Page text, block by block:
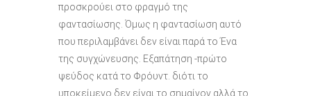
προσκρούει στο φραγμό της
φαντασίωσης. Όμως η φαντασίωση αυτό
που περιλαμβάνει δεν είναι παρά το Ένα
της συγχώνευσης. Εξαπάτηση -πρώτο
ψεύδος κατά το Φρόυντ. διότι το
υποκείμενο δεν είναι το σημαίνον αλλά το